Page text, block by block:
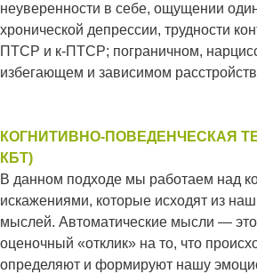
неуверенности в себе, ощущении
хронической депрессии, трудности
ПТСР и к-ПТСР; пограничном,
избегающем и зависимом
КОГНИТИВНО-ПОВЕДЕНЧЕСКАЯ
КБТ)
В данном подходе мы работаем над
искажениями, которые исходят из
мыслей. Автоматические мысли —
оценочный «отклик» на то, что
определяют и формируют нашу